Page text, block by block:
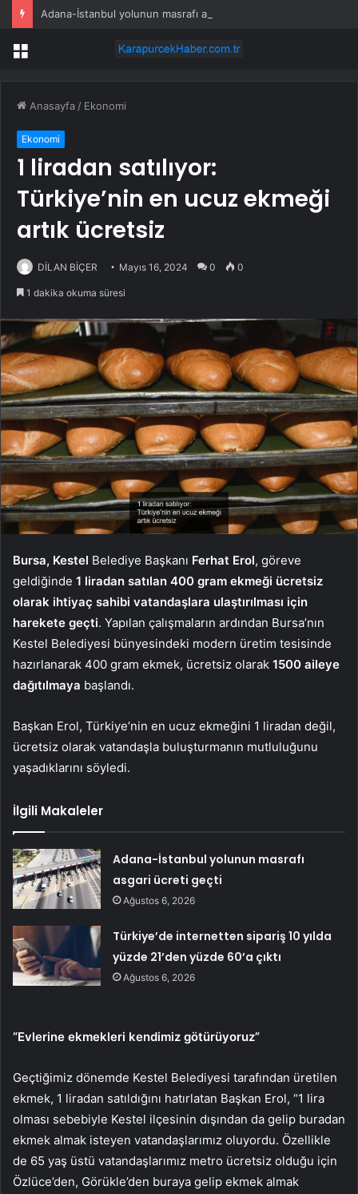
Adana-İstanbul yolunun masrafı asgari ücreti geçti
Menü
Anasayfa / Ekonomi
Ekonomi
1 liradan satılıyor:
Türkiye’nin en ucuz ekmeği
artık ücretsiz
DİLAN BİÇER Mayıs 16, 2024 0 0
1 dakika okuma süresi
Bursa, Kestel Belediye Başkanı Ferhat Erol, göreve
geldiğinde 1 liradan satılan 400 gram ekmeği ücretsiz
olarak ihtiyaç sahibi vatandaşlara ulaştırılması için
harekete geçti. Yapılan çalışmaların ardından Bursa’nın
Kestel Belediyesi bünyesindeki modern üretim tesisinde
hazırlanarak 400 gram ekmek, ücretsiz olarak 1500 aileye
dağıtılmaya başlandı.
Başkan Erol, Türkiye’nin en ucuz ekmeğini 1 liradan değil,
ücretsiz olarak vatandaşla buluşturmanın mutluluğunu
yaşadıklarını söyledi.
İlgili Makaleler
Adana-İstanbul yolunun masrafı
asgari ücreti geçti
Ağustos 6, 2026
Türkiye’de internetten sipariş 10 yılda
yüzde 21’den yüzde 60’a çıktı
Ağustos 6, 2026
“Evlerine ekmekleri kendimiz götürüyoruz”
Geçtiğimiz dönemde Kestel Belediyesi tarafından üretilen
ekmek, 1 liradan satıldığını hatırlatan Başkan Erol, “1 lira
olması sebebiyle Kestel ilçesinin dışından da gelip buradan
ekmek almak isteyen vatandaşlarımız oluyordu. Özellikle
de 65 yaş üstü vatandaşlarımız metro ücretsiz olduğu için
Özlüce’den, Görükle’den buraya gelip ekmek almak